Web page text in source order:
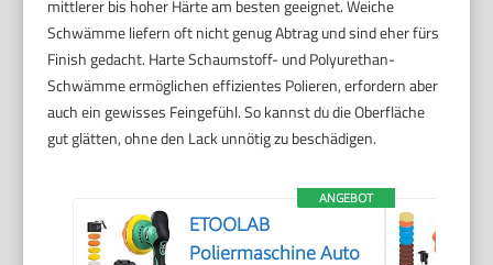
mittlerer bis hoher Härte am besten geeignet. Weiche
Schwämme liefern oft nicht genug Abtrag und sind eher fürs
Finish gedacht. Harte Schaumstoff- und Polyurethan-
Schwämme ermöglichen effizientes Polieren, erfordern aber
auch ein gewisses Feingefühl. So kannst du die Oberfläche
gut glätten, ohne den Lack unnötig zu beschädigen.
ANGEBOT
ETOOLAB
Poliermaschine Auto